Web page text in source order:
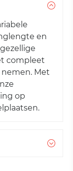
en
compleet
Met
op